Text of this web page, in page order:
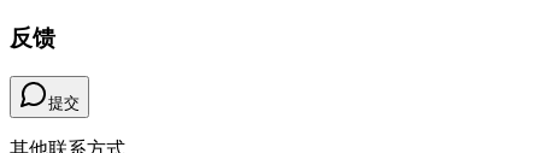
反馈
提交